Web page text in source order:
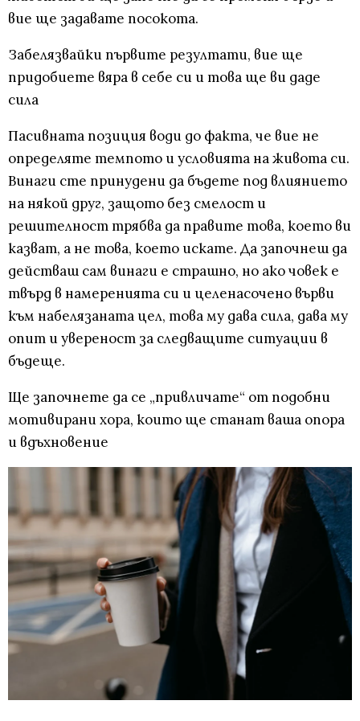
вие ще задавате посокота.
Забелязвайки първите резултати, вие ще
придобиете вяра в себе си и това ще ви даде
сила
Пасивната позиция води до факта, че вие не
определяте темпото и условията на живота си.
Винаги сте принудени да бъдете под влиянието
на някой друг, защото без смелост и
решителност трябва да правите това, което ви
казват, а не това, което искате. Да започнеш да
действаш сам винаги е страшно, но ако човек е
твърд в намеренията си и целенасочено върви
към набелязаната цел, това му дава сила, дава му
опит и увереност за следващите ситуации в
бъдеще.
Ще започнете да се „привличате“ от подобни
мотивирани хора, които ще станат ваша опора
и вдъхновение